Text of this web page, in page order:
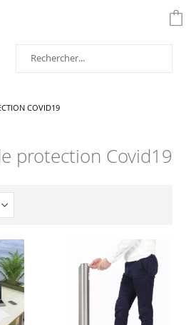
COVID19
protection Covid19